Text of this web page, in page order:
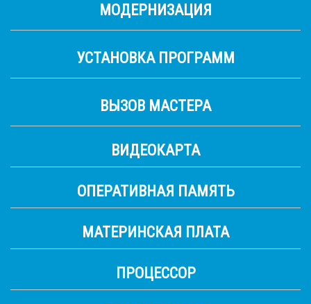
МОДЕРНИЗАЦИЯ
УСТАНОВКА ПРОГРАММ
ВЫЗОВ МАСТЕРА
ВИДЕОКАРТА
ОПЕРАТИВНАЯ ПАМЯТЬ
МАТЕРИНСКАЯ ПЛАТА
ПРОЦЕССОР